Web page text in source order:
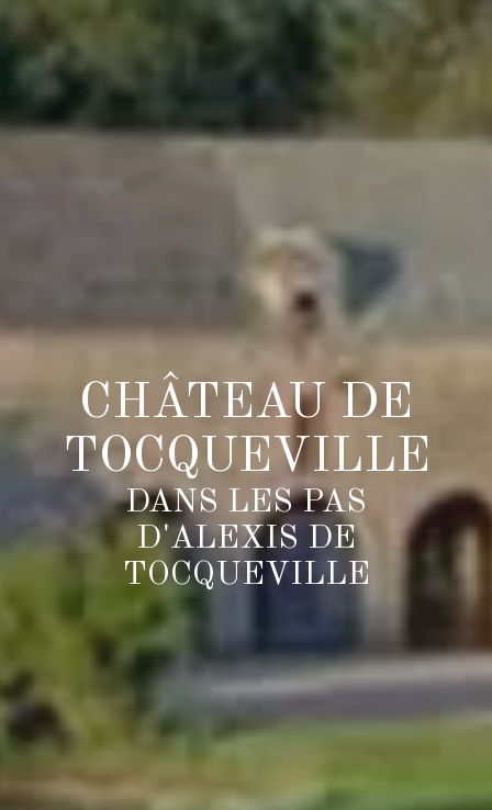
CHÂTEAU DE
TOCQUEVILLE
DANS LES PAS
D'ALEXIS DE
TOCQUEVILLE